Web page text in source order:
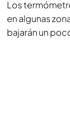
Los
en algunas
bajarán un